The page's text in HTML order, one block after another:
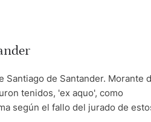
Santiago de Santander. Morante
tenidos, 'ex aquo', como
según el fallo del jurado de